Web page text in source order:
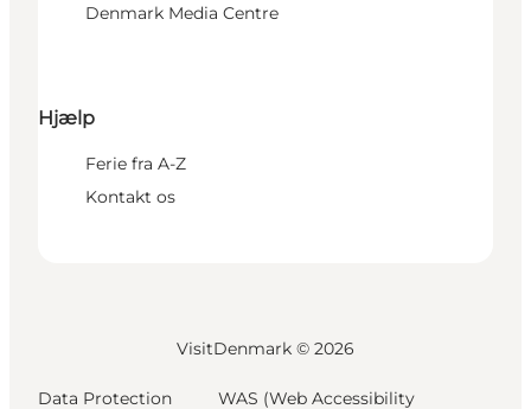
Denmark Media Centre
Hjælp
Ferie fra A-Z
Kontakt os
VisitDenmark © 2026
Data Protection WAS (Web Accessibility